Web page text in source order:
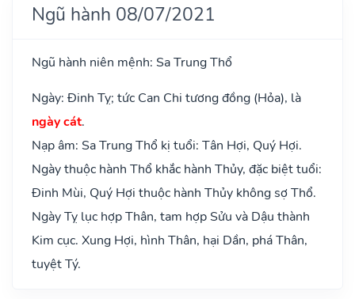
Ngũ hành 08/07/2021
Ngũ hành niên mệnh: Sa Trung Thổ
Ngày: Đinh Tỵ; tức Can Chi tương đồng (Hỏa), là
ngày cát.
Nạp âm: Sa Trung Thổ kị tuổi: Tân Hợi, Quý Hợi.
Ngày thuộc hành Thổ khắc hành Thủy, đặc biệt tuổi:
Đinh Mùi, Quý Hợi thuộc hành Thủy không sợ Thổ.
Ngày Tỵ lục hợp Thân, tam hợp Sửu và Dậu thành
Kim cục. Xung Hợi, hình Thân, hại Dần, phá Thân,
tuyệt Tý.